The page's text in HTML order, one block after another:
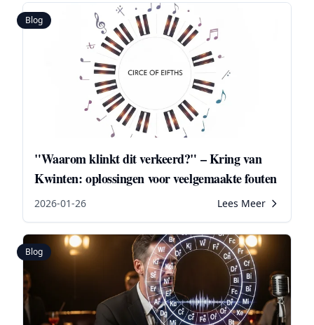
Blog
"Waarom klinkt dit verkeerd?" – Kring van
Kwinten: oplossingen voor veelgemaakte fouten
2026-01-26 Lees Meer
Blog